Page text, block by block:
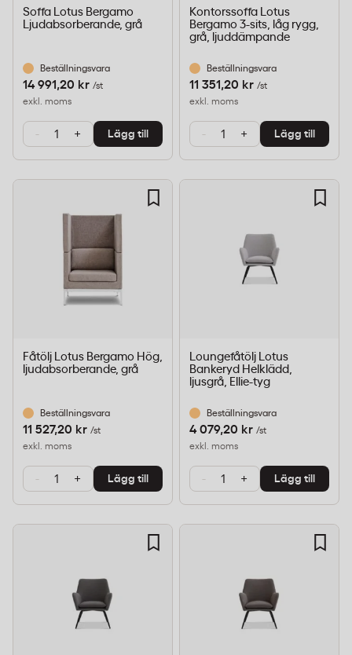
Soffa Lotus Bergamo
Ljudabsorberande, grå
Beställningsvara
14 991,20 kr /st
exkl. moms
- + Lägg till
Kontorssoffa Lotus
Bergamo 3-sits, låg rygg,
grå, ljuddämpande
Beställningsvara
11 351,20 kr /st
exkl. moms
- + Lägg till
Fåtölj Lotus Bergamo Hög,
ljudabsorberande, grå
Beställningsvara
11 527,20 kr /st
exkl. moms
- + Lägg till
Loungefåtölj Lotus
Bankeryd Helklädd,
ljusgrå, Ellie-tyg
Beställningsvara
4 079,20 kr /st
exkl. moms
- + Lägg till